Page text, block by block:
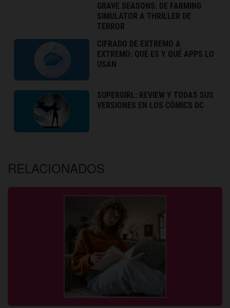
GRAVE SEASONS: DE FARMING
SIMULATOR A THRILLER DE
TERROR
CIFRADO DE EXTREMO A
EXTREMO: QUÉ ES Y QUÉ APPS LO
USAN
SUPERGIRL: REVIEW Y TODAS SUS
VERSIONES EN LOS CÓMICS DC
RELACIONADOS